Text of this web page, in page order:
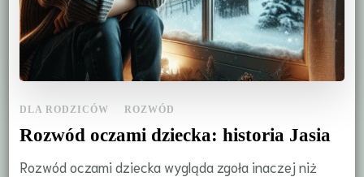
DLA RODZICÓW ROZWÓD
Rozwód oczami dziecka: historia Jasia
Rozwód oczami dziecka wygląda zgoła inaczej niż